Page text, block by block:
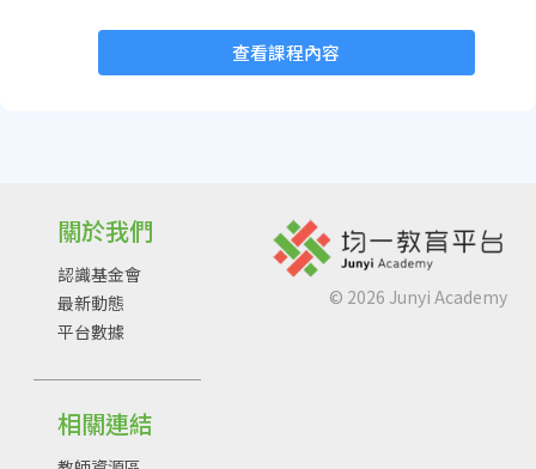
查看課程內容
關於我們
認識基金會
最新動態
平台數據
相關連結
© 2026 Junyi Academy